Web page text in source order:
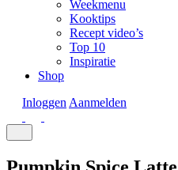
Weekmenu
Kooktips
Recept video’s
Top 10
Inspiratie
Shop
Inloggen Aanmelden